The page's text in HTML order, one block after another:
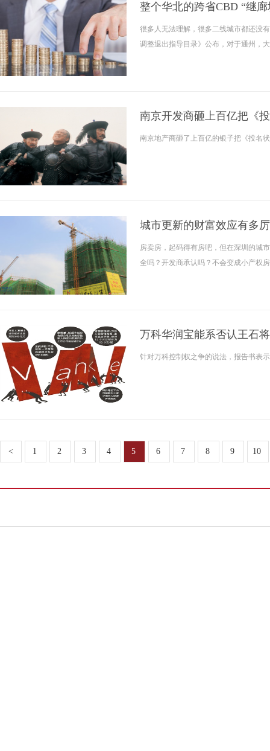
整个华北的跨省CBD “继
很多人无法理解，很多二线城市都还没
调整退出指导目录》公布，对于通州，
南京开发商砸上百亿把《
南京地产商砸了上百亿的银子把《投名
城市更新的财富效应有多
房卖房，起码得有房吧，但在深圳的城
全吗？开发商承认吗？不会变成小产权
万科华润宝能系否认王石
针对万科控制权之争的说法，报告书表
< 1 2 3 4 5 6 7 8 9 10